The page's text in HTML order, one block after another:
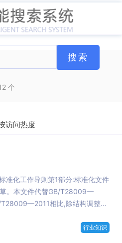
个
访问热度
准化工作导则第1部分:标准化文件
。本文件代替GB/T28009—
T28009—2011相比,除结构调整...
行业知识